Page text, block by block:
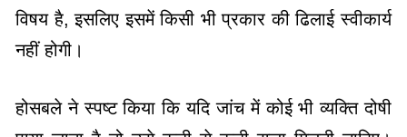
विषय है, इसलिए इसमें किसी भी प्रकार की ढिलाई स्वीकार्य
नहीं होगी।
होसबले ने स्पष्ट किया कि यदि जांच में कोई भी व्यक्ति दोषी